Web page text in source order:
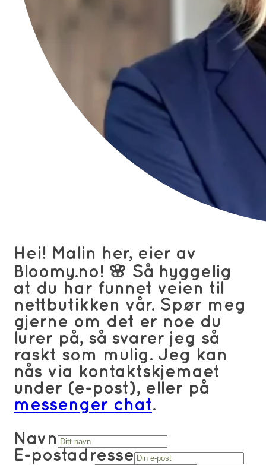
Hei! Malin her, eier av
Bloomy.no! 🌸 Så hyggelig
at du har funnet veien til
nettbutikken vår. Spør meg
gjerne om det er noe du
lurer på, så svarer jeg så
raskt som mulig. Jeg kan
nås via kontaktskjemaet
under (e-post), eller på
messenger chat.
Navn
E-postadresse